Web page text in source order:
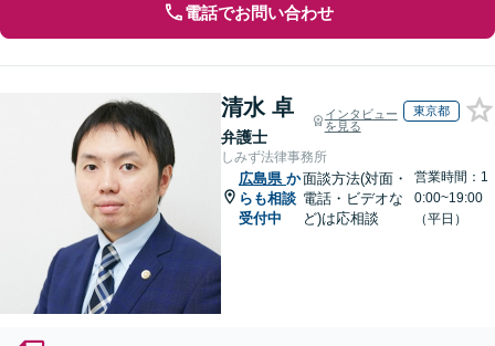
電話でお問い合わせ
清水 卓
弁護士
インタビュー
を見る
東京都
しみず法律事務所
広島県 か
らも相談
受付中
面談方法(対面・
電話・ビデオな
ど)は応相談
営業時間：1
0:00~19:00
（平日）